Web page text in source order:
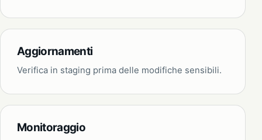
Aggiornamenti
Verifica in staging prima delle modifiche sensibili.
Monitoraggio